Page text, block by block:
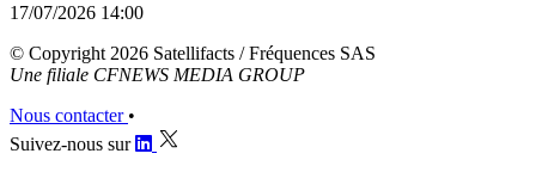
17/07/2026 14:00
© Copyright 2026 Satellifacts / Fréquences SAS
Une filiale CFNEWS MEDIA GROUP
Nous contacter •
Suivez-nous sur